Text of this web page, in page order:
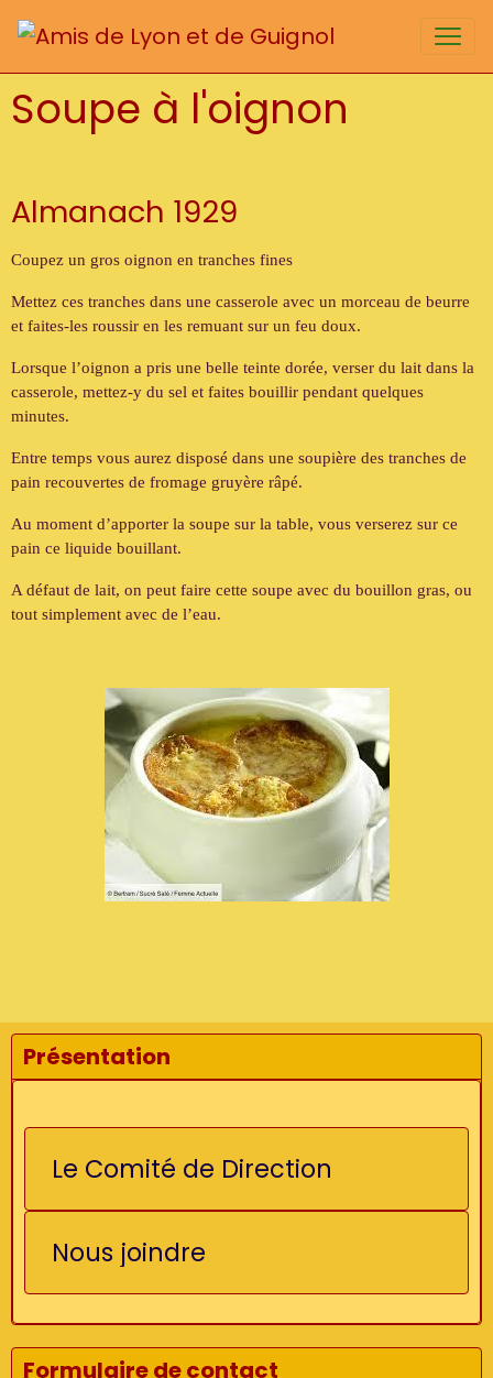
Soupe à l'oignon
Almanach 1929
Coupez un gros oignon en tranches fines
Mettez ces tranches dans une casserole avec un morceau de beurre
et faites-les roussir en les remuant sur un feu doux.
Lorsque l’oignon a pris une belle teinte dorée, verser du lait dans la
casserole, mettez-y du sel et faites bouillir pendant quelques
minutes.
Entre temps vous aurez disposé dans une soupière des tranches de
pain recouvertes de fromage gruyère râpé.
Au moment d’apporter la soupe sur la table, vous verserez sur ce
pain ce liquide bouillant.
A défaut de lait, on peut faire cette soupe avec du bouillon gras, ou
tout simplement avec de l’eau.
Présentation
Le Comité de Direction
Nous joindre
Formulaire de contact